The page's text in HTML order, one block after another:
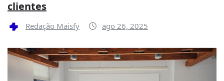
clientes
Redação Maisfy ago 26, 2025